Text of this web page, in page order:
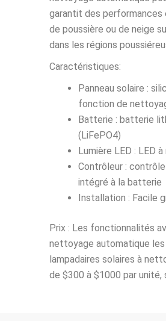
garantit des performances
de poussière ou de neige
dans les régions
Caractéristiques:
Panneau solaire :
fonction de
Batterie : batterie
(LiFePO4)
Lumière LED : LED
Contrôleur :
intégré à la batterie
Installation : Facile
Prix : Les fonctionnalités
nettoyage automatique les
lampadaires solaires à
de $300 à $1000 par